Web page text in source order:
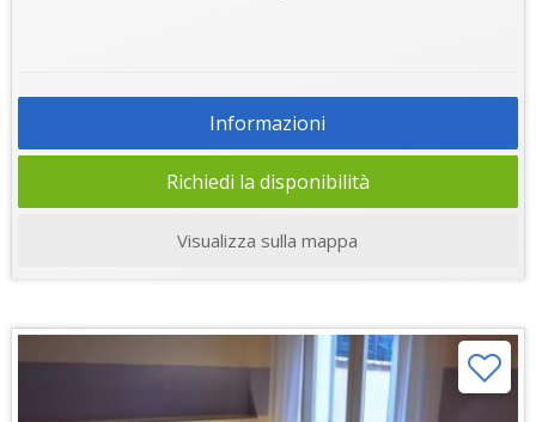
Informazioni
Richiedi la disponibilità
Visualizza sulla mappa